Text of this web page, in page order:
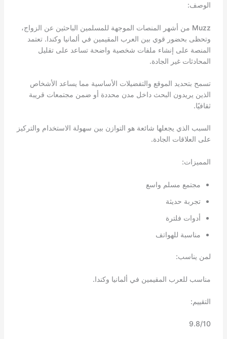
الوصف:
Muzz من أشهر المنصات الموجهة للمسلمين الباحثين عن الزواج،
وتحظى بحضور قوي بين العرب المقيمين في ألمانيا وكندا. تعتمد
المنصة على إنشاء ملفات شخصية واضحة تساعد على تقليل
المحادثات غير الجادة.
تسمح بتحديد الموقع والتفضيلات الأساسية مما يساعد الأشخاص
الذين يريدون البحث داخل مدن محددة أو ضمن مجتمعات قريبة
ثقافيًا.
السبب الذي يجعلها شائعة هو التوازن بين سهولة الاستخدام والتركيز
على العلاقات الجادة.
المميزات:
مجتمع مسلم واسع
تجربة حديثة
أدوات فلترة
مناسبة للهواتف
لمن يناسب:
مناسب للعرب المقيمين في ألمانيا وكندا.
التقييم:
9.8/10